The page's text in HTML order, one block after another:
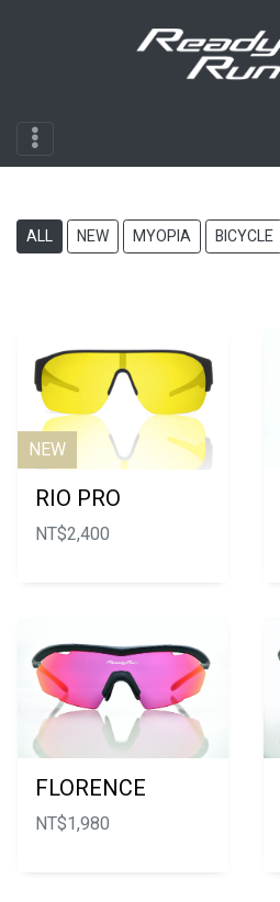
ALL NEW MYOPIA BICYCLE
NEW
RIO PRO
NT$2,400
FLORENCE
NT$1,980